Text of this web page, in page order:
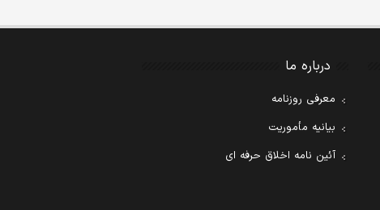
درباره ما
معرفی روزنامه
بیانیه مأموریت
آئین نامه اخلاق حرفه ای